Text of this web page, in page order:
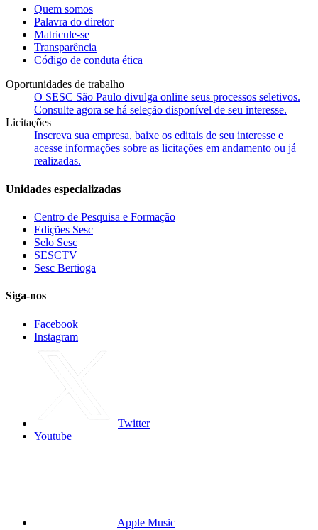
Quem somos
Palavra do diretor
Matricule-se
Transparência
Código de conduta ética
Oportunidades de trabalho
O SESC São Paulo divulga online seus processos seletivos.
Consulte agora se há seleção disponível de seu interesse.
Licitações
Inscreva sua empresa, baixe os editais de seu interesse e
acesse informações sobre as licitações em andamento ou já
realizadas.
Unidades especializadas
Centro de Pesquisa e Formação
Edições Sesc
Selo Sesc
SESCTV
Sesc Bertioga
Siga-nos
Facebook
Instagram
Twitter
Youtube
Apple Music